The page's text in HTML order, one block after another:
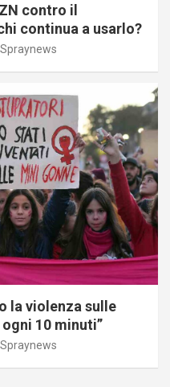
contro il
continua a usarlo?
la violenza sulle
10 minuti”